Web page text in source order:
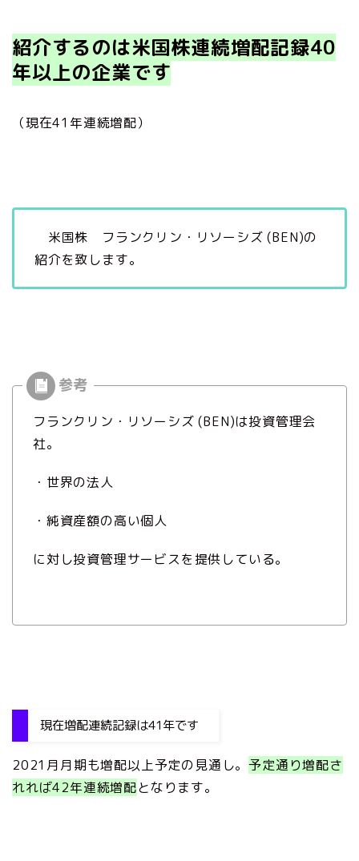
紹介するのは米国株連続増配記録40
年以上の企業です
（現在41年連続増配）
米国株 フランクリン・リソーシズ (BEN)の
紹介を致します。
フランクリン・リソーシズ (BEN)は投資管理会
社。
・世界の法人
・純資産額の高い個人
に対し投資管理サービスを提供している。
現在増配連続記録は41年です
2021月月期も増配以上予定の見通し。予定通り増配さ
れれば42年連続増配となります。